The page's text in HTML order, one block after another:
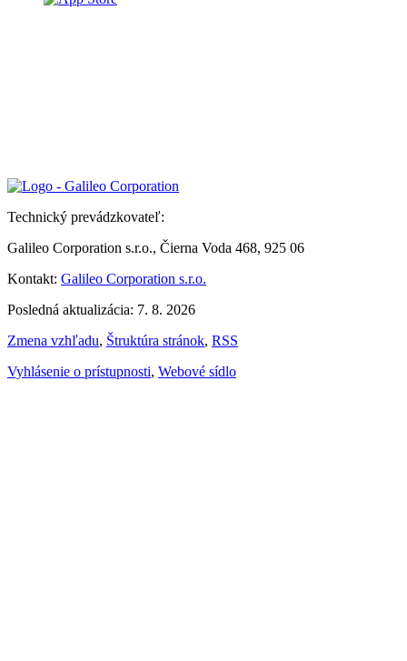
Technický prevádzkovateľ:
Galileo Corporation s.r.o., Čierna Voda 468, 925 06
Kontakt: Galileo Corporation s.r.o.
Posledná aktualizácia: 7. 8. 2026
Zmena vzhľadu, Štruktúra stránok, RSS
Vyhlásenie o prístupnosti, Webové sídlo